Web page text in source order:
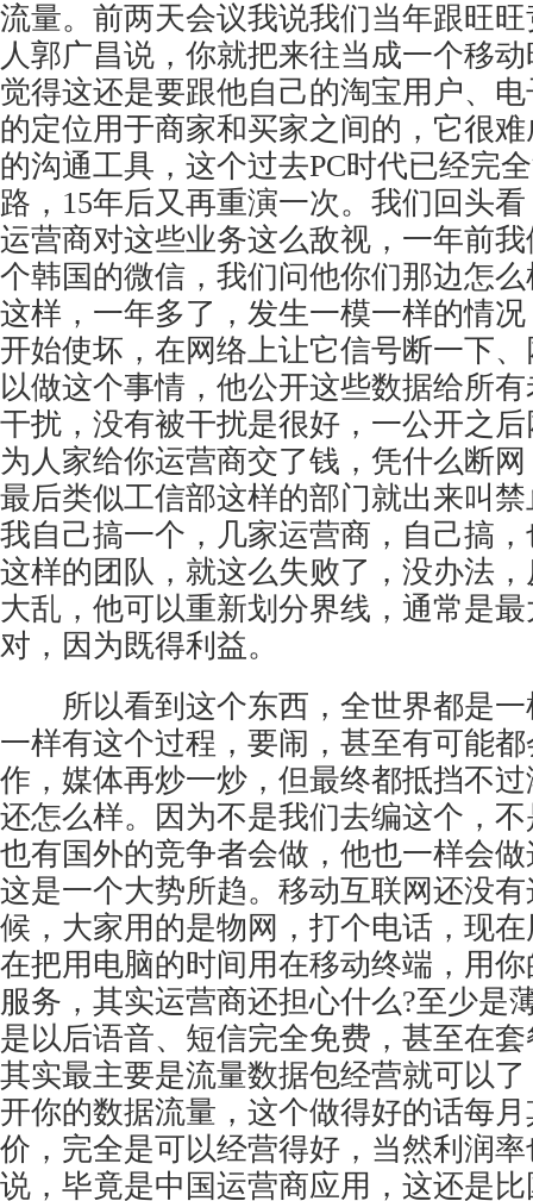
流量。前两天会议我说我们当年跟旺
人郭广昌说，你就把来往当成一个移
觉得这还是要跟他自己的淘宝用户、
的定位用于商家和买家之间的，它很
的沟通工具，这个过去PC时代已经完
路，15年后又再重演一次。我们回头
运营商对这些业务这么敌视，一年前
个韩国的微信，我们问他你们那边怎
这样，一年多了，发生一模一样的情
开始使坏，在网络上让它信号断一下
以做这个事情，他公开这些数据给所
干扰，没有被干扰是很好，一公开之
为人家给你运营商交了钱，凭什么断
最后类似工信部这样的部门就出来叫
我自己搞一个，几家运营商，自己搞
这样的团队，就这么失败了，没办法
大乱，他可以重新划分界线，通常是
对，因为既得利益。
所以看到这个东西，全世界都是一
一样有这个过程，要闹，甚至有可能
作，媒体再炒一炒，但最终都抵挡不
还怎么样。因为不是我们去编这个，
也有国外的竞争者会做，他也一样会
这是一个大势所趋。移动互联网还没
候，大家用的是物网，打个电话，现
在把用电脑的时间用在移动终端，用
服务，其实运营商还担心什么?至少是
是以后语音、短信完全免费，甚至在
其实最主要是流量数据包经营就可以
开你的数据流量，这个做得好的话每
价，完全是可以经营得好，当然利润
说，毕竟是中国运营商应用，这还是